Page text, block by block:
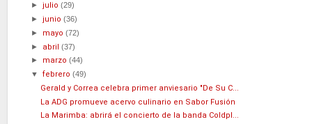
►julio(29)
►junio(36)
► mayo(72)
► abril(37)
► marzo(44)
▼febrero(49)
Gerald y Correa celebra primer anviesario "De Su C...
La ADG promueve acervo culinario en Sabor Fusión
La Marimba: abrirá el concierto de la banda Coldpl...